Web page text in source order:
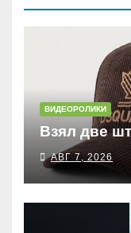
ВИДЕОРОЛИКИ
Взял две
АВГ 7, 2026